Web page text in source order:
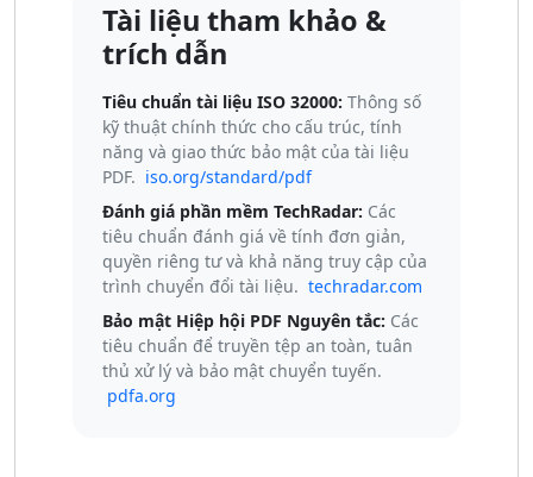
Tài liệu tham khảo &
trích dẫn
Tiêu chuẩn tài liệu ISO 32000: Thông số
kỹ thuật chính thức cho cấu trúc, tính
năng và giao thức bảo mật của tài liệu
PDF. iso.org/standard/pdf
Đánh giá phần mềm TechRadar: Các
tiêu chuẩn đánh giá về tính đơn giản,
quyền riêng tư và khả năng truy cập của
trình chuyển đổi tài liệu. techradar.com
Bảo mật Hiệp hội PDF Nguyên tắc: Các
tiêu chuẩn để truyền tệp an toàn, tuân
thủ xử lý và bảo mật chuyển tuyến.
pdfa.org